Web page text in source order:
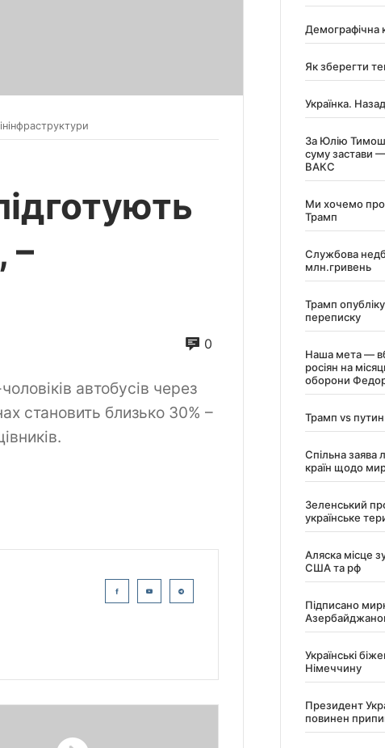
–
0
автобусів через
становить близько 30% –
Демографічна
Як зберегти
Українка.
За Юлію
суму застави
ВАКС
Ми хочемо
Трамп
Службова
млн.гривень
Трамп
переписку
Наша мета —
росіян на
оборони
Трамп vs путин
Спільна заява
країн щодо
Зеленський
українське
Аляска місце
США та рф
Підписано
Українські
Німеччину
Президент
повинен